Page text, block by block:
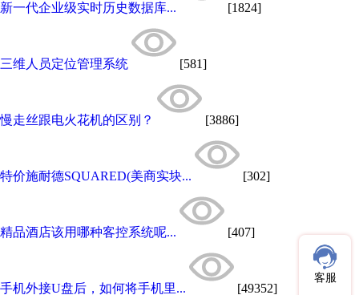
新一代企业级实时历史数据库... [1824]
三维人员定位管理系统 [581]
慢走丝跟电火花机的区别？ [3886]
特价施耐德SQUARED(美商实块... [302]
精品酒店该用哪种客控系统呢... [407]
手机外接U盘后，如何将手机里... [49352]
客服